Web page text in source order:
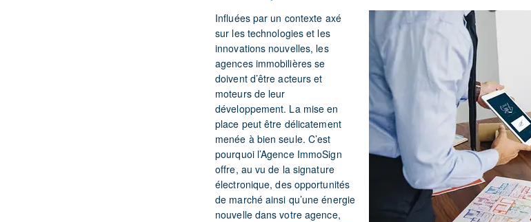
Influées par un contexte axé
sur les technologies et les
innovations nouvelles, les
agences immobilières se
doivent d’être acteurs et
moteurs de leur
développement. La mise en
place peut être délicatement
menée à bien seule. C’est
pourquoi l’Agence ImmoSign
offre, au vu de la signature
électronique, des opportunités
de marché ainsi qu’une énergie
nouvelle dans votre agence,